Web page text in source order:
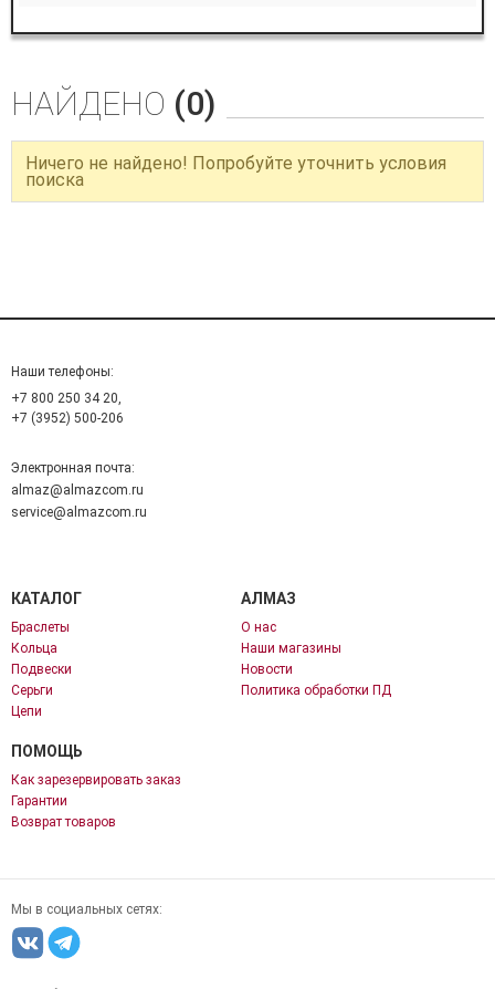
НАЙДЕНО (0)
Ничего не найдено! Попробуйте уточнить условия
поиска
Наши телефоны:
+7 800 250 34 20,
+7 (3952) 500-206
Электронная почта:
almaz@almazcom.ru
service@almazcom.ru
КАТАЛОГ
Браслеты
Кольца
Подвески
Серьги
Цепи
АЛМАЗ
О нас
Наши магазины
Новости
Политика обработки ПД
ПОМОЩЬ
Как зарезервировать заказ
Гарантии
Возврат товаров
Мы в социальных сетях: